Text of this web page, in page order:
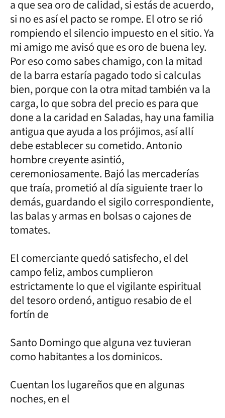
a que sea oro de calidad, si estás de acuerdo,
si no es así el pacto se rompe. El otro se rió
rompiendo el silencio impuesto en el sitio. Ya
mi amigo me avisó que es oro de buena ley.
Por eso como sabes chamigo, con la mitad
de la barra estaría pagado todo si calculas
bien, porque con la otra mitad también va la
carga, lo que sobra del precio es para que
done a la caridad en Saladas, hay una familia
antigua que ayuda a los prójimos, así allí
debe establecer su cometido. Antonio
hombre creyente asintió,
ceremoniosamente. Bajó las mercaderías
que traía, prometió al día siguiente traer lo
demás, guardando el sigilo correspondiente,
las balas y armas en bolsas o cajones de
tomates.
El comerciante quedó satisfecho, el del
campo feliz, ambos cumplieron
estrictamente lo que el vigilante espiritual
del tesoro ordenó, antiguo resabio de el
fortín de
Santo Domingo que alguna vez tuvieran
como habitantes a los dominicos.
Cuentan los lugareños que en algunas
noches, en el